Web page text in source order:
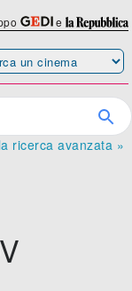
e
ricerca avanzata »